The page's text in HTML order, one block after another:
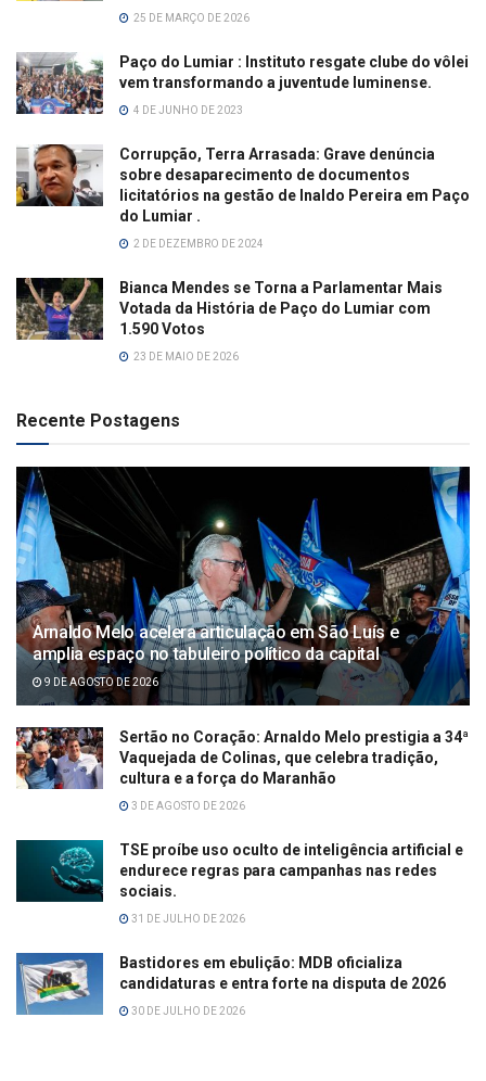
25 DE MARÇO DE 2026
Paço do Lumiar : Instituto resgate clube do vôlei
vem transformando a juventude luminense.
4 DE JUNHO DE 2023
Corrupção, Terra Arrasada: Grave denúncia
sobre desaparecimento de documentos
licitatórios na gestão de Inaldo Pereira em Paço
do Lumiar .
2 DE DEZEMBRO DE 2024
Bianca Mendes se Torna a Parlamentar Mais
Votada da História de Paço do Lumiar com
1.590 Votos
23 DE MAIO DE 2026
Recente Postagens
Arnaldo Melo acelera articulação em São Luís e
amplia espaço no tabuleiro político da capital
9 DE AGOSTO DE 2026
Sertão no Coração: Arnaldo Melo prestigia a 34ª
Vaquejada de Colinas, que celebra tradição,
cultura e a força do Maranhão
3 DE AGOSTO DE 2026
TSE proíbe uso oculto de inteligência artificial e
endurece regras para campanhas nas redes
sociais.
31 DE JULHO DE 2026
Bastidores em ebulição: MDB oficializa
candidaturas e entra forte na disputa de 2026
30 DE JULHO DE 2026